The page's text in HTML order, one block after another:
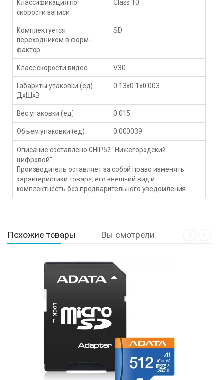
Классификация по
скорости записи
Class 10
Комплектуется
переходником в форм-
фактор
SD
Класс скорости видео V30
Габариты упаковки (ед)
ДхШхВ
0.13x0.1x0.003
Вес упаковки (ед) 0.015
Объем упаковки (ед) 0.000039
Описание составлено CHIP52 "Нижегородский
цифровой".
Производитель оставляет за собой право изменять
характеристики товара, его внешний вид и
комплектность без предварительного уведомления.
Похожие товары Вы смотрели